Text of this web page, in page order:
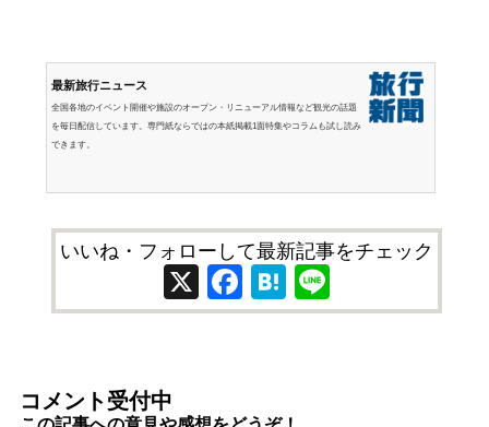
最新旅行ニュース
全国各地のイベント開催や施設のオープン・リニューアル情報など観光の話題
を毎日配信しています。専門紙ならではの本紙掲載1面特集やコラムも試し読み
できます。
いいね・フォローして最新記事をチェック
X Facebook
Hatena
コメント受付中